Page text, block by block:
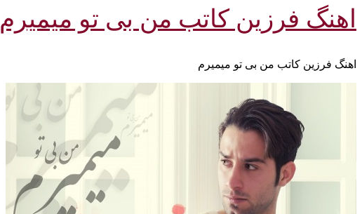
اهنگ فرزین کاتب من بی تو میمیرم
اهنگ فرزین کاتب من بی تو میمیرم